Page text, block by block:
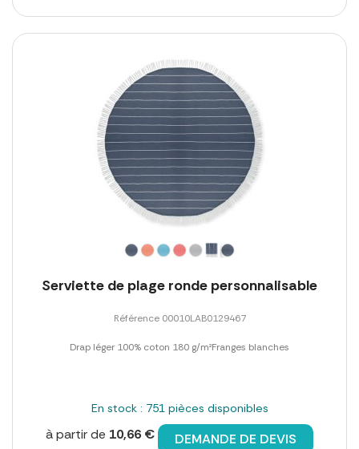
Serviette de plage ronde personnalisable
Référence 00010LAB0129467
Drap léger 100% coton 180 g/m²Franges blanches
En stock : 751 pièces disponibles
à partir de 10,66 € DEMANDE DE DEVIS